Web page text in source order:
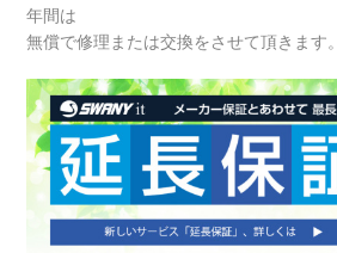
年間は
無償で修理または交換をさせて頂きます。